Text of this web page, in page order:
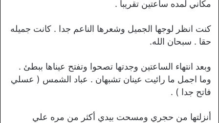
مكاني لمده ساعتين تقريبا .
كنت انظر لوجها الجميل وشعرها الناعم جدا . كانت جميله
حقا . سبحان الله.
وبعد انتهاء الساعتين وجدتها تصحوا وتفتح عيناها ببطئ .
وما اجمل ما رائيت عينان تشبهان . عباد الشمس ( عسلي
فاتح جدا ) .
أنزلتها من حجري ومسحت بيدي أكثر من مره علي